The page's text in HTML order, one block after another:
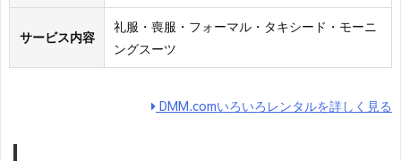
サービス内容
礼服・喪服・フォーマル・タキシード・モーニ
ングスーツ
DMM.comいろいろレンタルを詳しく見る